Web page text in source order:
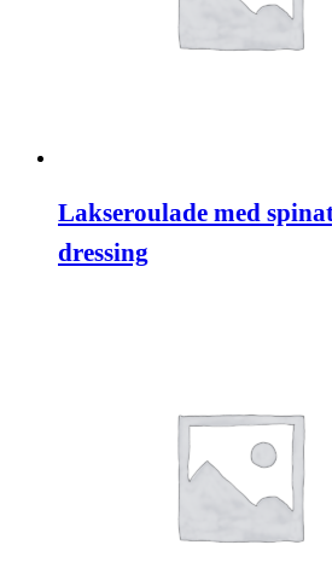
Lakseroulade med
dressing